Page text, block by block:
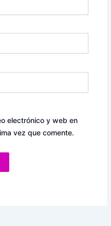
electrónico y web en
vez que comente.